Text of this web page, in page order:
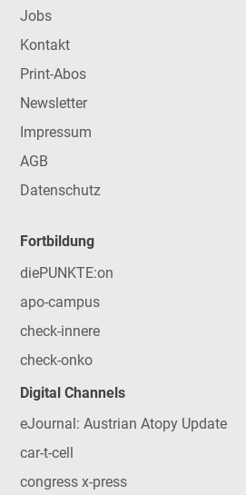
Jobs
Kontakt
Print-Abos
Newsletter
Impressum
AGB
Datenschutz
Fortbildung
diePUNKTE:on
apo-campus
check-innere
check-onko
Digital Channels
eJournal: Austrian Atopy Update
car-t-cell
congress x-press